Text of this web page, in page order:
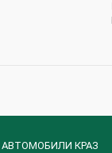
АВТОМОБИЛИ КРАЗ